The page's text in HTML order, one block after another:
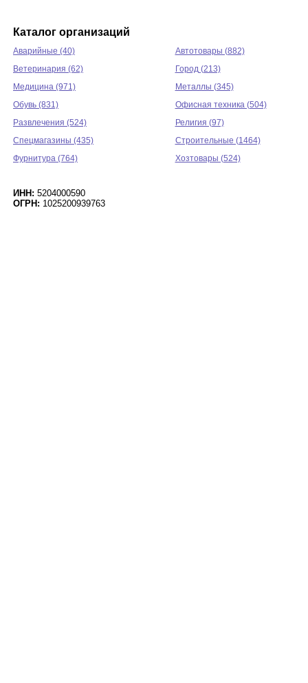
Каталог организаций
Аварийные (40)
Автотовары (882)
Ветеринария (62)
Город (213)
Медицина (971)
Металлы (345)
Обувь (831)
Офисная техника (504)
Развлечения (524)
Религия (97)
Спецмагазины (435)
Строительные (1464)
Фурнитура (764)
Хозтовары (524)
ИНН: 5204000590
ОГРН: 1025200939763